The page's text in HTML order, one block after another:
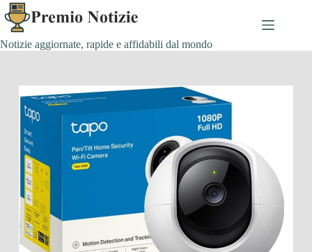
Salta
al
contenuto
Notizie aggiornate, rapide e affidabili dal mondo